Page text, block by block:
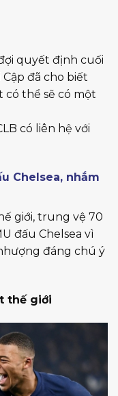
quyết định cuối
đã cho biết
thể sẽ có một
có liên hệ với
Chelsea, nhắm
giới, trung vệ 70
đấu Chelsea vì
đáng chú ý
thế giới